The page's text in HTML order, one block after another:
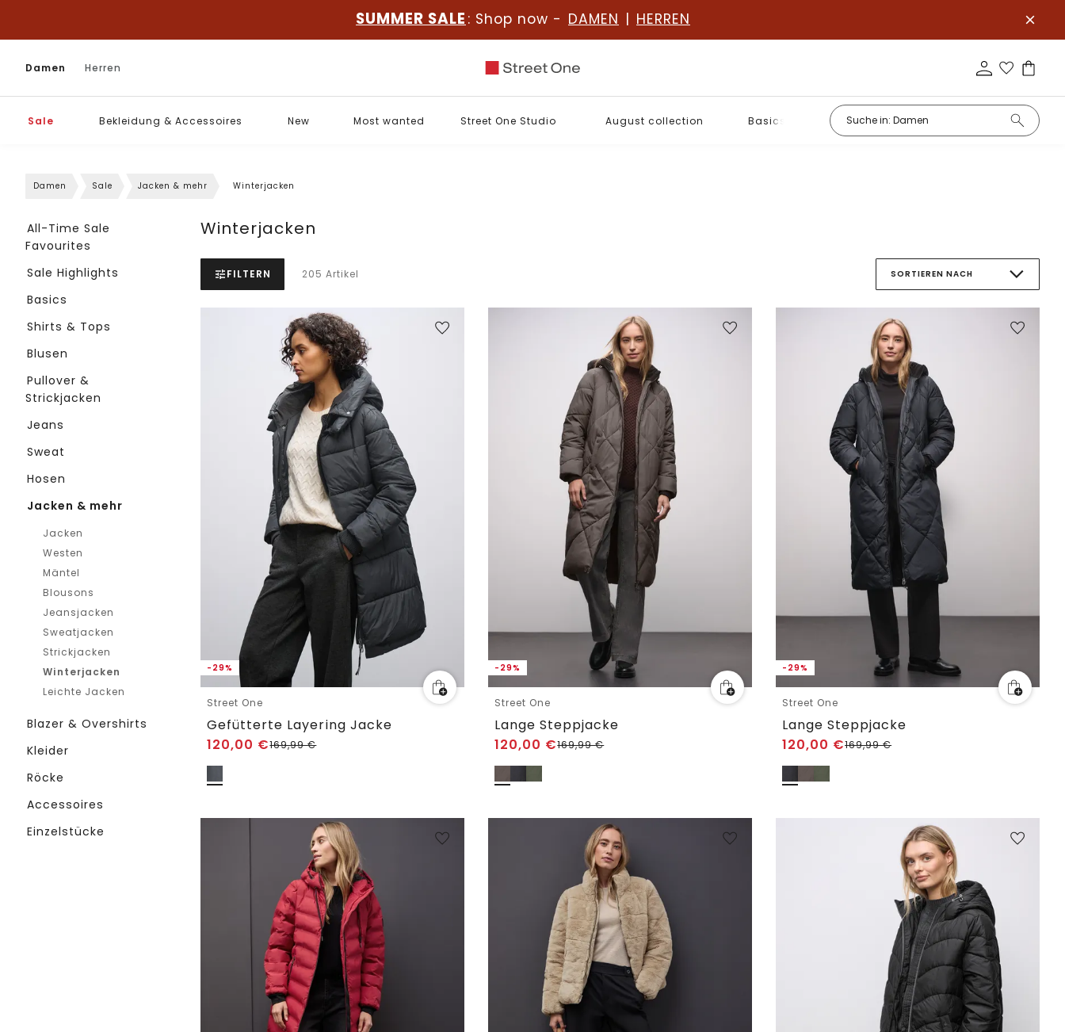
SUMMER SALE : Shop now - DAMEN | HERREN
Damen Herren
Sale Bekleidung & Accessoires New Most wanted Street One Studio August collection Basics
Damen Sale Jacken & mehr Winterjacken
All-Time Sale
Favourites
Sale Highlights
Basics
Shirts & Tops
Blusen
Pullover &
Strickjacken
Jeans
Sweat
Hosen
Jacken & mehr
Jacken
Westen
Mäntel
Blousons
Jeansjacken
Sweatjacken
Strickjacken
Winterjacken
Leichte Jacken
Blazer & Overshirts
Kleider
Röcke
Accessoires
Einzelstücke
Winterjacken
FILTERN 205 Artikel SORTIEREN NACH
-29%
Street One
Gefütterte Layering Jacke
120,00 €169,99€
-29%
Street One
Lange Steppjacke
120,00 €169,99€
-29%
Street One
Lange Steppjacke
120,00 €169,99€